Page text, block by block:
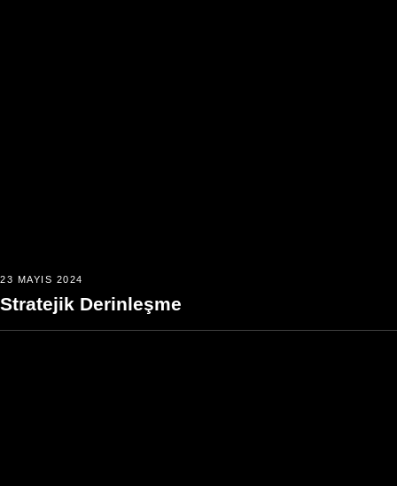
23 MAYIS 2024
Stratejik Derinleşme